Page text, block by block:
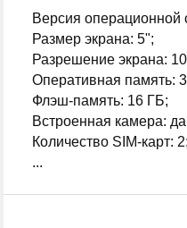
Версия операционной
Размер экрана: 5";
Разрешение экрана:
Оперативная память:
Флэш-память: 16 ГБ;
Встроенная камера:
Количество SIM-карт: 2;
...